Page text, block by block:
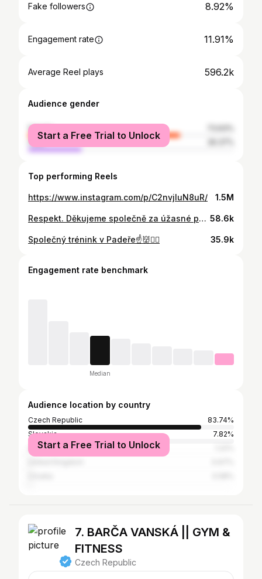
Fake followers 8.92%
Engagement rate 11.91%
Average Reel plays 596.2k
Audience gender
female
male
Start a Free Trial to Unlock
Top performing Reels
https://www.instagram.com/p/C2nvjluN8uR/ 1.5M
Respekt. Děkujeme společně za úžasné publikum a snad se nám podařilo přinést krásný zápas. Zas příště!👑🤝👑 @adamkiraly_ 📸 58.6k
Společný trénink v Padeře☝️👹🧏‍♂️ 35.9k
Engagement rate benchmark
Median
Audience location by country
Czech Republic
83.74%
Slovakia
7.82%
United States
Start a Free Trial to Unlock
7. BARČA VANSKÁ || GYM &
FITNESS
Czech Republic